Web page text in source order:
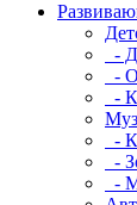
-
-
-
-
-
-